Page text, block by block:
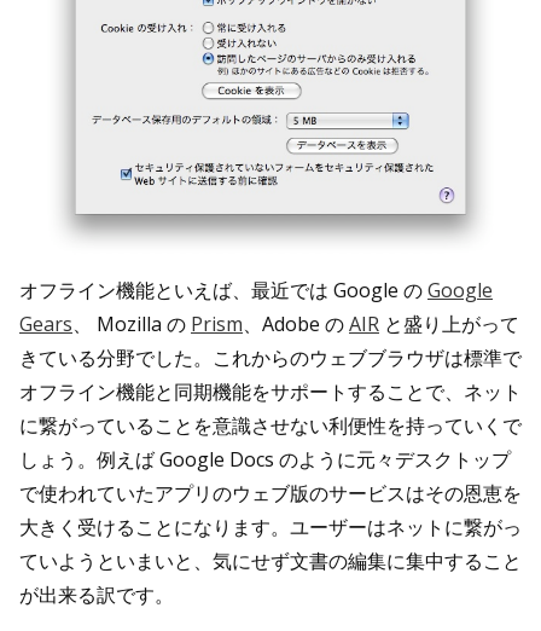
オフライン機能といえば、最近では Google のGoogle
Gears、 Mozilla の Prism、Adobe のAIR と盛り上がって
きている分野でした。これからのウェブブラウザは標準で
オフライン機能と同期機能をサポートすることで、ネット
に繋がっていることを意識させない利便性を持っていくで
しょう。例えば Google Docs のように元々デスクトップ
で使われていたアプリのウェブ版のサービスはその恩恵を
大きく受けることになります。ユーザーはネットに繋がっ
ていようといまいと、気にせず文書の編集に集中すること
が出来る訳です。